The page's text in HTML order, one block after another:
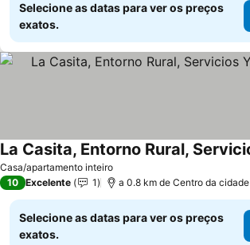
Selecione as datas para ver os preços
exatos.
Casa/apartamento inteiro
Ver preços
10 Excelente 1 a 0.8 km de Centro da cidade
Selecione as datas para ver os preços
exatos.